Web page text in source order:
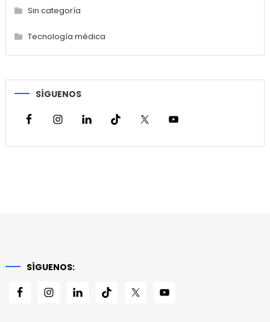
Sin categoría
Tecnología médica
SÍGUENOS
SÍGUENOS: